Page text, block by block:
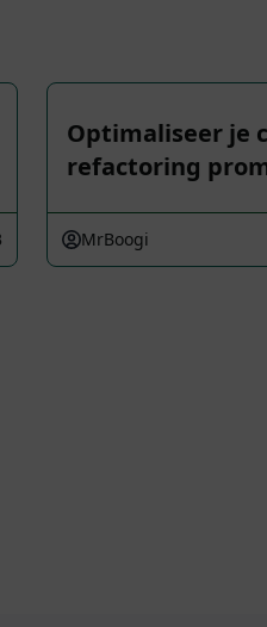
Optimaliseer je
refactoring
MrBoogi